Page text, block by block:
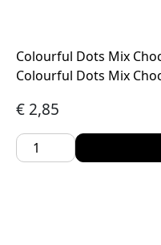
Colourful Dots Mix
Colourful Dots Mix
€ 2,85